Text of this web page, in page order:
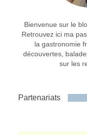
Bienvenue sur le
Retrouvez ici ma
la gastronomie
découvertes,
sur les
Partenariats